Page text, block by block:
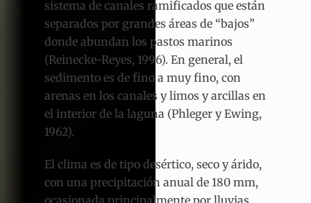
sistema de canales ramificados que están
separados por grandes áreas de “bajos”
donde abundan los pastos marinos
(Reinecke-Reyes, 1996). En general, el
sedimento es de fino a muy fino, con
arenas en los canales y limos y arcillas en
el interior de la laguna (Phleger y Ewing,
1962).
El clima es de tipo desértico, seco y árido,
con una precipitación anual de 180 mm,
ocasionada principalmente por lluvias